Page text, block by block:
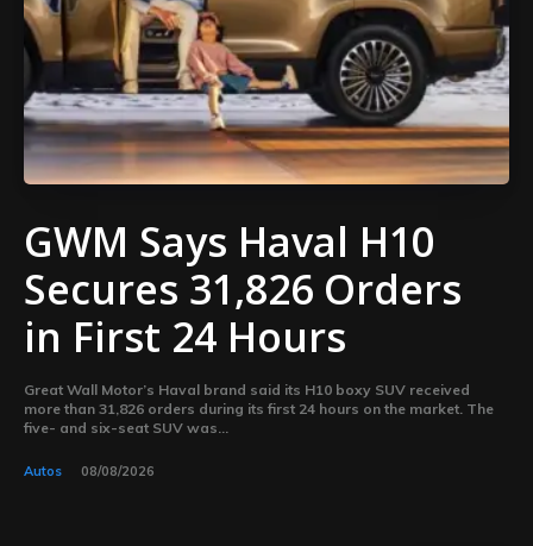
GWM Says Haval H10
Secures 31,826 Orders
in First 24 Hours
Great Wall Motor’s Haval brand said its H10 boxy SUV received
more than 31,826 orders during its first 24 hours on the market. The
five- and six-seat SUV was...
Autos 08/08/2026